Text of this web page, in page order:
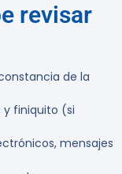
revisar
de la
finiquito (si
mensajes